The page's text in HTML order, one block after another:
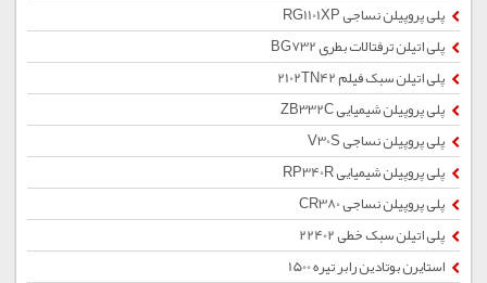
پلی پروپیلن نساجی RG1101XP
پلی اتیلن ترفتالات بطری BG732
پلی اتیلن سبک فیلم 2102TN42
پلی پروپیلن شیمیایی ZB332C
پلی پروپیلن نساجی V30S
پلی پروپیلن شیمیایی RP340R
پلی پروپیلن نساجی CR380
پلی اتیلن سبک خطی 22402
استایرن بوتادین رابر تیره 1500